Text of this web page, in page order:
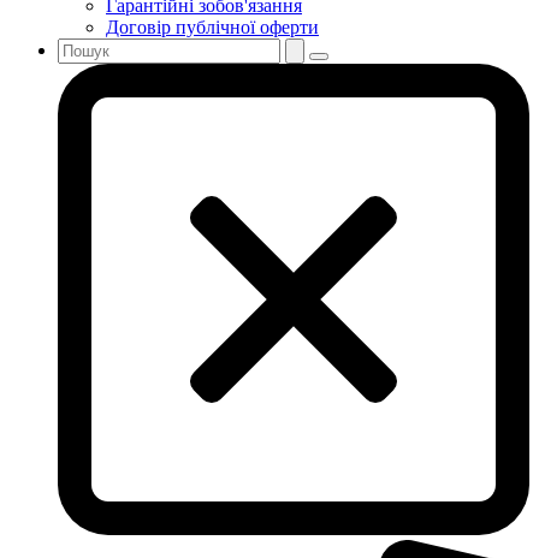
Гарантійні зобов'язання
Договір публічної оферти